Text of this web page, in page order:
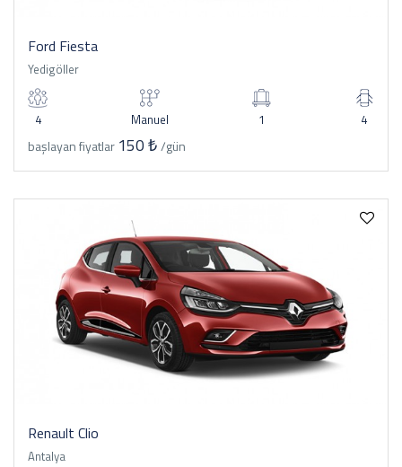
Ford Fiesta
Yedigöller
4 Manuel 1 4
başlayan fiyatlar 150 ₺/gün
Renault Clio
Antalya